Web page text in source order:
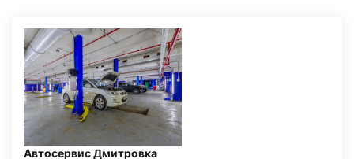
Автосервис Дмитровка